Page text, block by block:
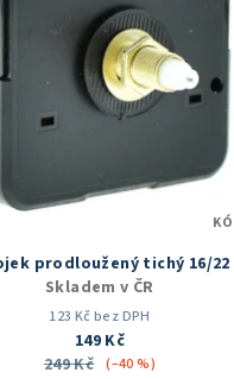
prodloužený tichý 16/22
Skladem v ČR
123 Kč bez DPH
149 Kč
249 Kč (–40 %)